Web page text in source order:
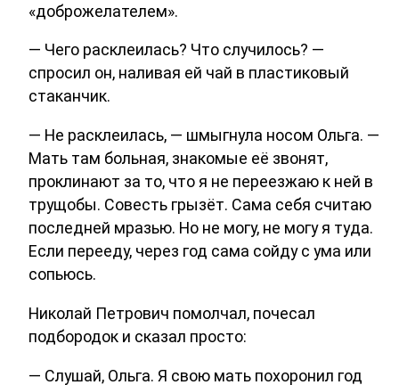
«доброжелателем».
— Чего расклеилась? Что случилось? —
спросил он, наливая ей чай в пластиковый
стаканчик.
— Не расклеилась, — шмыгнула носом Ольга. —
Мать там больная, знакомые её звонят,
проклинают за то, что я не переезжаю к ней в
трущобы. Совесть грызёт. Сама себя считаю
последней мразью. Но не могу, не могу я туда.
Если перееду, через год сама сойду с ума или
сопьюсь.
Николай Петрович помолчал, почесал
подбородок и сказал просто:
— Слушай, Ольга. Я свою мать похоронил год